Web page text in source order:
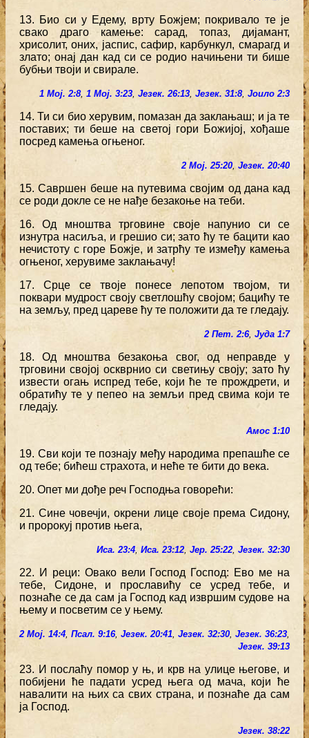
13. Био си у Едему, врту Божјем; покривало те је
свако драго камење: сарад, топаз, дијамант,
хрисолит, оних, јаспис, сафир, карбункул, смарагд и
злато; онај дан кад си се родио начињени ти бише
бубњи твоји и свирале.
1 Мој. 2:8, 1 Мој. 3:23, Језек. 26:13, Језек. 31:8, Јоило 2:3
14. Ти си био херувим, помазан да заклањаш; и ја те
поставих; ти беше на светој гори Божијој, хођаше
посред камења огњеног.
2 Мој. 25:20, Језек. 20:40
15. Савршен беше на путевима својим од дана кад
се роди докле се не нађе безакоње на теби.
16. Од мноштва трговине своје напунио си се
изнутра насиља, и грешио си; зато ћу те бацити као
нечистоту с горе Божје, и затрћу те између камења
огњеног, херувиме заклањачу!
17. Срце се твоје понесе лепотом твојом, ти
поквари мудрост своју светлошћу својом; бацићу те
на земљу, пред цареве ћу те положити да те гледају.
2 Пет. 2:6, Јуда 1:7
18. Од мноштва безакоња свог, од неправде у
трговини својој оскврнио си светињу своју; зато ћу
извести огањ испред тебе, који ће те прождрети, и
обратићу те у пепео на земљи пред свима који те
гледају.
Амос 1:10
19. Сви који те познају међу народима препашће се
од тебе; бићеш страхота, и неће те бити до века.
20. Опет ми дође реч Господња говорећи:
21. Сине човечји, окрени лице своје према Сидону,
и пророкуј против њега,
Иса. 23:4, Иса. 23:12, Јер. 25:22, Језек. 32:30
22. И реци: Овако вели Господ Господ: Ево ме на
тебе, Сидоне, и прославићу се усред тебе, и
познаће се да сам ја Господ кад извршим судове на
њему и посветим се у њему.
2 Мој. 14:4, Псал. 9:16, Језек. 20:41, Језек. 32:30, Језек. 36:23,
Језек. 39:13
23. И послаћу помор у њ, и крв на улице његове, и
побијени ће падати усред њега од мача, који ће
навалити на њих са свих страна, и познаће да сам
ја Господ.
Језек. 38:22